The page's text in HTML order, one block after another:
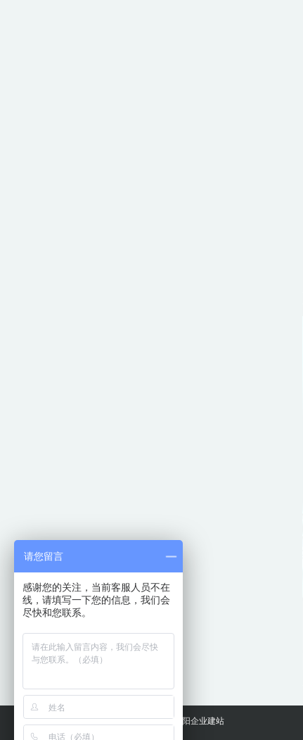
合作伙伴： 洛阳企业建站
请您留言
感谢您的关注，当前客服人员不在
线，请填写一下您的信息，我们会
尽快和您联系。